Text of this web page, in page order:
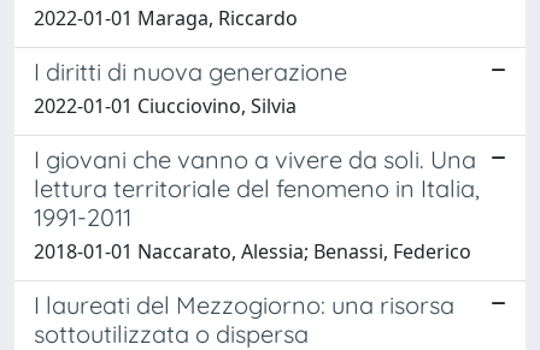
2022-01-01 Maraga, Riccardo
I diritti di nuova generazione
2022-01-01 Ciucciovino, Silvia
I giovani che vanno a vivere da soli. Una
lettura territoriale del fenomeno in Italia,
1991-2011
2018-01-01 Naccarato, Alessia; Benassi, Federico
I laureati del Mezzogiorno: una risorsa
sottoutilizzata o dispersa